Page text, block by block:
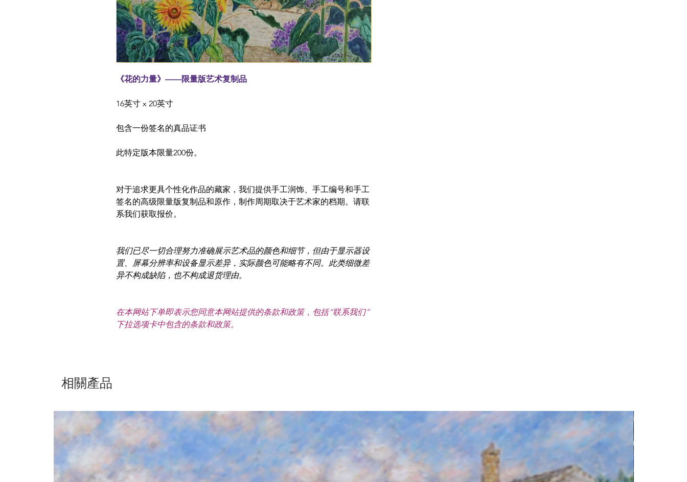
《花的力量》——限量版艺术复制品
16英寸 x 20英寸
包含一份签名的真品证书
此特定版本限量200份。
对于追求更具个性化作品的藏家，我们提供手工润饰、手工编号和手工
签名的高级限量版复制品和原作，制作周期取决于艺术家的档期。请联
系我们获取报价。
我们已尽一切合理努力准确展示艺术品的颜色和细节，但由于显示器设
置、屏幕分辨率和设备显示差异，实际颜色可能略有不同。此类细微差
异不构成缺陷，也不构成退货理由。
在本网站下单即表示您同意本网站提供的条款和政策，包括“联系我们”
下拉选项卡中包含的条款和政策。
相關產品